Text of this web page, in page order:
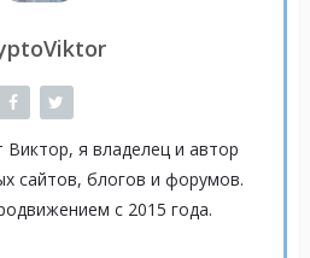
Виктор, я владелец и автор
сайтов, блогов и форумов.
с 2015 года.